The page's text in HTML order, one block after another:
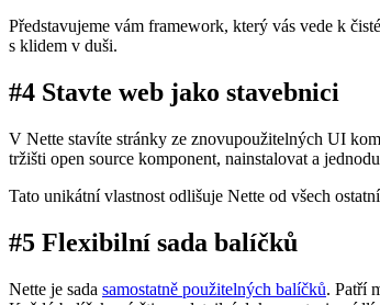
Představujeme vám framework, který vás vede k
s klidem v duši.
#4 Stavte web jako stavebnici
V Nette stavíte stránky ze znovupoužitelných UI
tržišti open source komponent, nainstalovat a
Tato unikátní vlastnost odlišuje Nette od všech
#5 Flexibilní sada balíčků
Nette je sada samostatně použitelných balíčků. Patří